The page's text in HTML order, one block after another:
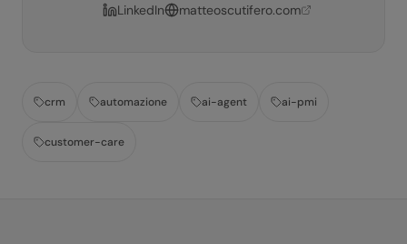
LinkedIn matteoscutifero.com
crm automazione ai-agent ai-pmi
customer-care